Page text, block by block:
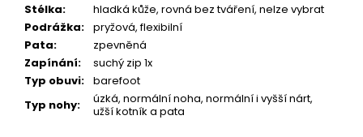
Stélka:
hladká kůže, rovná bez tváření, nelze vybrat
Podrážka: pryžová, flexibilní
Pata:
zpevněná
Zapínání:
suchý zip 1x
Typ obuvi: barefoot
Typ nohy:
úzká, normální noha, normální i vyšší nárt,
užší kotník a pata